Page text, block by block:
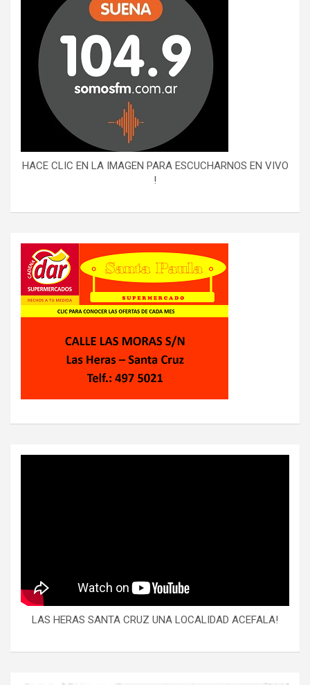
HACE CLIC EN LA IMAGEN PARA ESCUCHARNOS EN VIVO
!
LAS HERAS SANTA CRUZ UNA LOCALIDAD ACEFALA!